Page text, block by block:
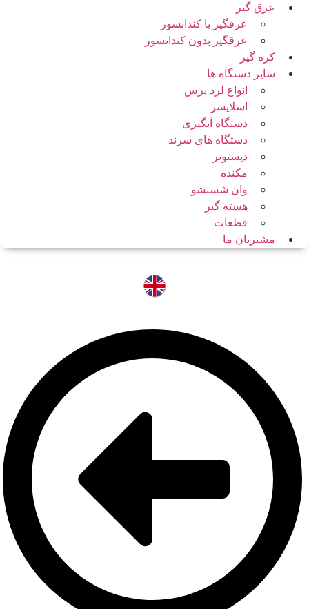
عرق گیر
عرقگیر با کندانسور
عرقگیر بدون کندانسور
کره گیر
سایر دستگاه ها
انواع لرد پرس
اسلایسر
دستگاه آبگیری
دستگاه های سرند
دیستونر
مکنده
وان شستشو
هسته گیر
قطعات
مشتریان ما